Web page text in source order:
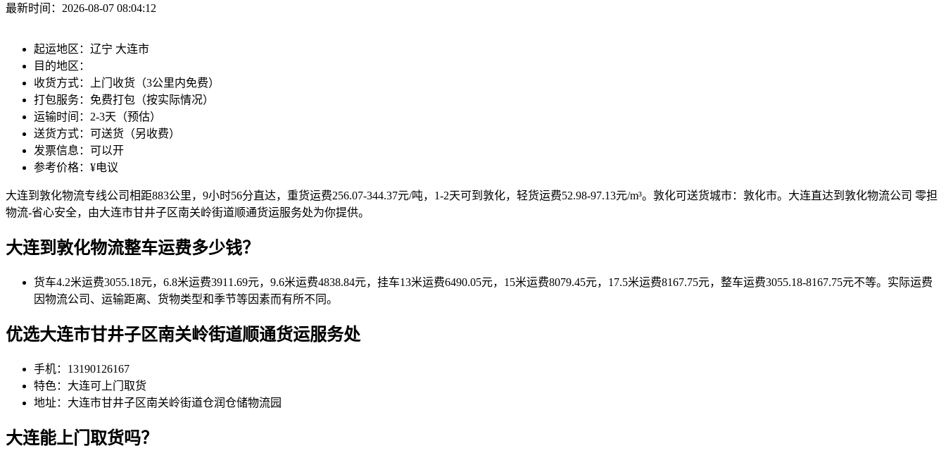
最新时间：2026-08-07 08:04:12
起运地区：辽宁 大连市
目的地区：
收货方式：上门收货（3公里内免费）
打包服务：免费打包（按实际情况）
运输时间：2-3天（预估）
送货方式：可送货（另收费）
发票信息：可以开
参考价格：¥电议
大连到敦化物流专线公司相距883公里，9小时56分直达，重货运费256.07-344.37元/吨，1-2天可到敦化，轻货运费52.98-97.13元/m³。敦化可送货城市：敦化市。大连直达到敦化物流公司 零担
物流-省心安全，由大连市甘井子区南关岭街道顺通货运服务处为你提供。
大连到敦化物流整车运费多少钱？
货车4.2米运费3055.18元，6.8米运费3911.69元，9.6米运费4838.84元，挂车13米运费6490.05元，15米运费8079.45元，17.5米运费8167.75元，整车运费3055.18-8167.75元不等。实际运费
因物流公司、运输距离、货物类型和季节等因素而有所不同。
优选大连市甘井子区南关岭街道顺通货运服务处
手机：13190126167
特色：大连可上门取货
地址：大连市甘井子区南关岭街道仓润仓储物流园
大连能上门取货吗？